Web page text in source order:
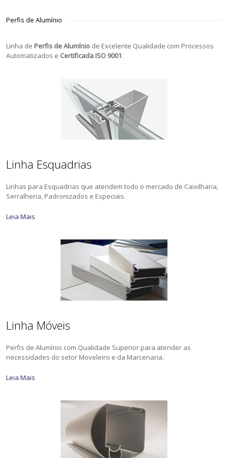
Perfis de Alumínio
Linha de Perfis de Alumínio de Excelente Qualidade com Processos
Automatizados e Certificada ISO 9001.
Linha Esquadrias
Linhas para Esquadrias que atendem todo o mercado de Caixilharia,
Serralheria, Padronizados e Especiais.
Leia Mais
Linha Móveis
Perfis de Alumínio com Qualidade Superior para atender as
necessidades do setor Moveleiro e da Marcenaria.
Leia Mais